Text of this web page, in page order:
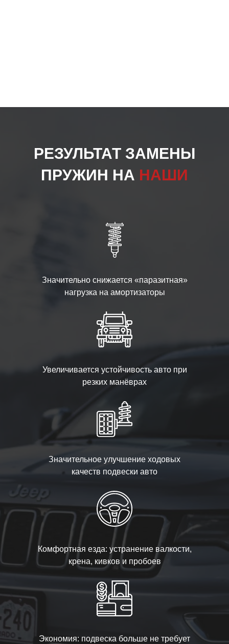
РЕЗУЛЬТАТ ЗАМЕНЫ
ПРУЖИН НА НАШИ
Значительно снижается «паразитная»
нагрузка на амортизаторы
Увеличивается устойчивость авто при
резких манёврах
Значительное улучшение ходовых
качеств подвески авто
Комфортная езда: устранение валкости,
крена, кивков и пробоев
Экономия: подвеска больше не требует